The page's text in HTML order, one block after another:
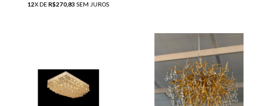
12X DER$270,83 SEM JUROS